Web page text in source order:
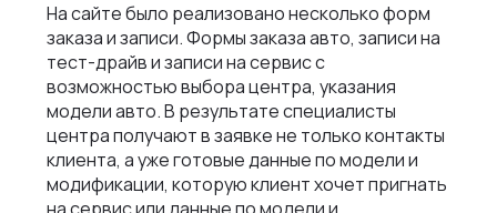
На сайте было реализовано несколько форм
заказа и записи. Формы заказа авто, записи на
тест-драйв и записи на сервис с
возможностью выбора центра, указания
модели авто. В результате специалисты
центра получают в заявке не только контакты
клиента, а уже готовые данные по модели и
модификации, которую клиент хочет пригнать